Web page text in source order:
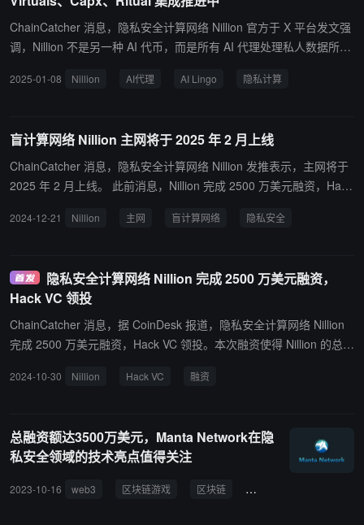
术，确保数据存储安全及隐私数据处理。stc Bahrain
作为在 Nillion 网络上运行节点的首家电信合作伙伴，
不仅为 PETnet 带来更强大的去中心化和安全性。 与
tc Bahrain Web3 Launchpad 计划，stc Bahrain 将
的强大电信基础设施以及巴林的数据大使馆法律相结
合，Nillion 将在 Web3 场景之外，为包括 Web2 具
体应用场景下的全球用户高价值数据管理与保护设定
n 由前 Uber 创始工程师 Conrad Whelan 创立，致力
Layer）、Nada 语言编译器以及双层网络架构设计，
Nillion 支持开发者在不需要了解隐私增强技术（PE
T）的情况下轻松构建隐私应用，同时兼顾去中心
化，从而赋能隐私应用生态系统发展，为数据应用程
析等应用场景提供强大支持。
ChainCatcher 消息，隐私安全计算网络 Nillion 官方于 X 平台发文强
调，Nillion 不是另一种 AI 代币，而是所有 AI 代理处理私人数据所需
择了 Nillion 作为隐私解决方案。 因为没有好的数据，AI 代理就会束
致力于解决这一问题。盲计算将让 AI 代理无需解密即可存储和处理
加密数据。 目前： 已有 4 万多名用户使用 AI Lingo 集成； 3 个领先
的 AI 平台正在集成中； 尽管主网并未上线，但其生态系统快速增长
s、Capx 和 Rituals 比其他公司更早地将开发资源投入到隐私基础设
2025-01-08 Nillion AI代理 AI Lingo 隐私计算
盲计算网络 Nillion 主网将于 2025 年 2 月上线
ChainCatcher 消息，隐私安全计算网络 Nillion 发推表示，主网将于
2025 年 2 月上线。 此前消息，Nillion 完成 2500 万美元融资，Hack
2024-12-21 Nillion 主网 盲计算网络 隐私安全
隐私安全计算网络 Nillion 完成 2500 万美元融资，
Hack VC 领投
ChainCatcher 消息，据 CoinDesk 报道，隐私安全计算网络 Nillion
完成 2500 万美元融资，Hack VC 领投。本次融资使得 Nillion 的总融
al 和 HashKey 等。 据 RootData 显示，Nillion 是一个去中心化的公
作。 Nillion 通过启用去中心化信用评分、去中心化可信执行环境、私
有 NFT、去中心化安全存储服务等用例来解锁 Web3 中重要的新实
2024-10-30 Nillion Hack VC 融资
总融资额达3500万美元，Manta Network在隐
私安全领域的技术亮点值得关注
2023-10-16 web3 区块链游戏 区块链 Web3 游戏